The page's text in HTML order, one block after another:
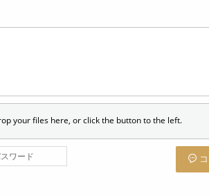
your files here, or click the button to the left.
ワード